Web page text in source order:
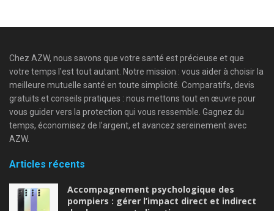
Chez AZW, nous savons que votre santé est précieuse et que
votre temps l'est tout autant. Notre mission : vous aider à choisir la
meilleure mutuelle santé en toute simplicité. Comparatifs, devis
gratuits et conseils pratiques : nous mettons tout en œuvre pour
vous guider vers la protection qui vous ressemble. Gagnez du
temps, économisez de l’argent, et avancez sereinement avec
AZW.
Articles récents
Accompagnement psychologique des
pompiers : gérer l’impact direct et indirect